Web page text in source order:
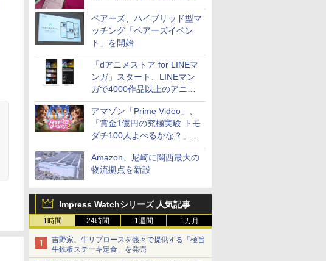
ペアーズ、ハイブリッド型マ
ッチング「ペアーズイベン
ト」を開始
「dアニメストア for LINEマ
ンガ」スタート、LINEマン
ガで4000作品以上のアニメ
見放題
アマゾン「Prime Video」、
「賞金1億円の究極実験 トモ
ダチ100人よべるかな？」シ
ーズン2の参加者公開
Amazon、尼崎に関西最大の
物流拠点を新設
Impress Watchシリーズ 人気記事
1時間 24時間 1週間 1カ月
吉野家、牛リブロースを熱々で提供する「極旨
牛鉄板ステーキ定食」を発売